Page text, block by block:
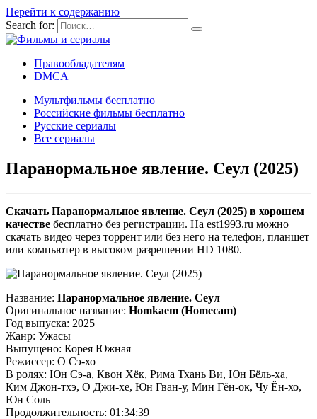
Перейти к содержанию
Search for:
Правообладателям
DMCA
Мультфильмы бесплатно
Российские фильмы бесплатно
Русские сериалы
Все сериалы
Паранормальное явление. Сеул (2025)
Скачать Паранормальное явление. Сеул (2025) в хорошем
качестве бесплатно без регистрации. На est1993.ru можно
скачать видео через торрент или без него на телефон, планшет
или компьютер в высоком разрешении HD 1080.
Название: Паранормальное явление. Сеул
Оригинальное название: Homkaem (Homecam)
Год выпуска: 2025
Жанр: Ужасы
Выпущено: Корея Южная
Режиссер: О Сэ-хо
В ролях: Юн Сэ-а, Квон Хёк, Рима Тхань Ви, Юн Бёль-ха,
Ким Джон-тхэ, О Джи-хе, Юн Гван-у, Мин Гён-ок, Чу Ён-хо,
Юн Соль
Продолжительность: 01:34:39